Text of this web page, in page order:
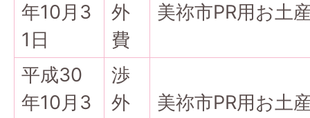
年10月3
1日
外
費
美祢市PR用お土
平成30
年10月3
渉
外
美祢市PR用お土